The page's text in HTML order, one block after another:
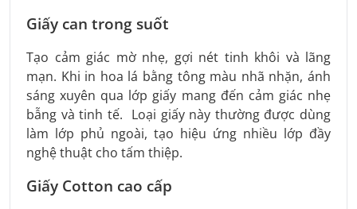
Giấy can trong suốt
Tạo cảm giác mờ nhẹ, gợi nét tinh khôi và lãng
mạn. Khi in hoa lá bằng tông màu nhã nhặn, ánh
sáng xuyên qua lớp giấy mang đến cảm giác nhẹ
bẫng và tinh tế. Loại giấy này thường được dùng
làm lớp phủ ngoài, tạo hiệu ứng nhiều lớp đầy
nghệ thuật cho tấm thiệp.
Giấy Cotton cao cấp